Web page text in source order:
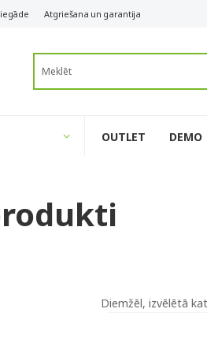
Atgriešana un garantija
OUTLET DEMO
Diemžēl, izvēlētā